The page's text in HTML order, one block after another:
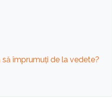
împrumuți de la vedete?